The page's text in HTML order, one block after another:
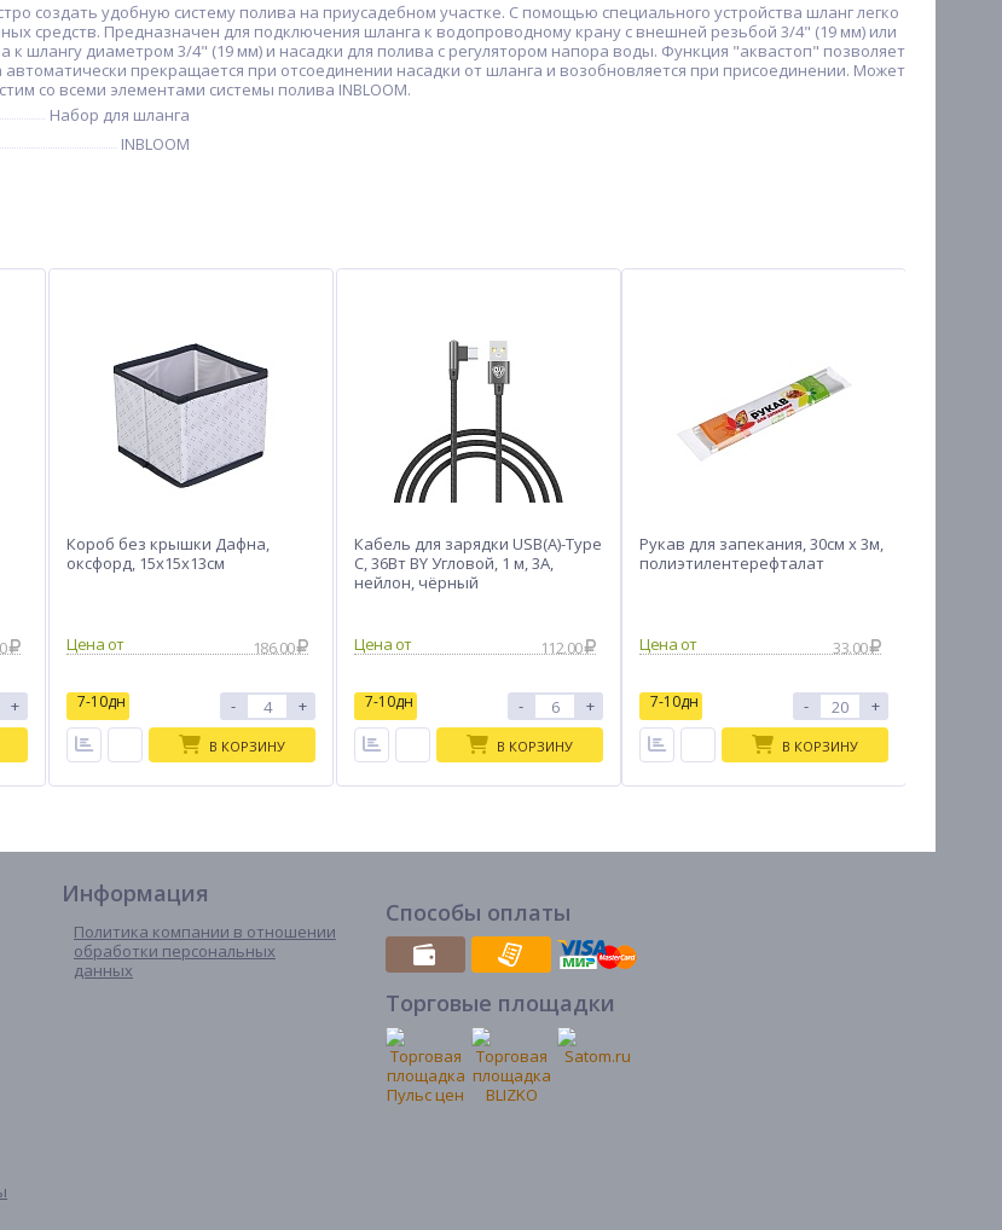
создать удобную систему полива на приусадебном участке. С помощью специального устройства шланг легко
средств. Предназначен для подключения шланга к водопроводному крану с внешней резьбой 3/4" (19 мм) или
шлангу диаметром 3/4" (19 мм) и насадки для полива с регулятором напора воды. Функция "аквастоп" позволяет
прекращается при отсоединении насадки от шланга и возобновляется при присоединении. Может
со всеми элементами системы полива INBLOOM.
Набор для шланга
INBLOOM
+
Короб без крышки Дафна,
оксфорд, 15x15x13см
186.00
7-10дн - +
В КОРЗИНУ
Кабель для зарядки USB(A)-Type
C, 36Вт BY Угловой, 1 м, 3A,
нейлон, чёрный
112.00
7-10дн - +
В КОРЗИНУ
Рукав для запекания, 30см x 3м,
полиэтилентерефталат
33.00
7-10дн - +
В КОРЗИНУ
Информация
Политика компании в отношении
обработки персональных
данных
Способы оплаты
Торговые площадки